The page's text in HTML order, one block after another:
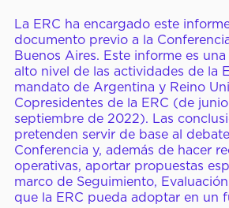
CENTRO DE
PRENSA
La ERC ha encargado este
documento previo a la
Buenos Aires. Este informe es
alto nivel de las actividades de la
mandato de Argentina y Reino
Copresidentes de la ERC (de
septiembre de 2022). Las
pretenden servir de base al
Conferencia y, además de hacer
operativas, aportar propuestas
marco de Seguimiento,
que la ERC pueda adoptar en un